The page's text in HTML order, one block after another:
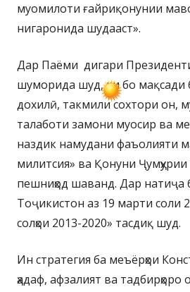
муомилоти ғайриқонунии
нигаронида шудааст».
Дар Паёми дигари
шуморида шуд, ки бо мақсади
дохилӣ, такмили сохтори он,
талаботи замони муосир ва
наздик намудани фаъолияти
милитсия» ва Қонуни
пешниҳод шаванд. Дар
Тоҷикистон аз 19 марти соли
солҳои 2013-2020» тасдиқ шуд.
Ин стратегия ба меъёрҳои
ҳадаф, афзалият ва